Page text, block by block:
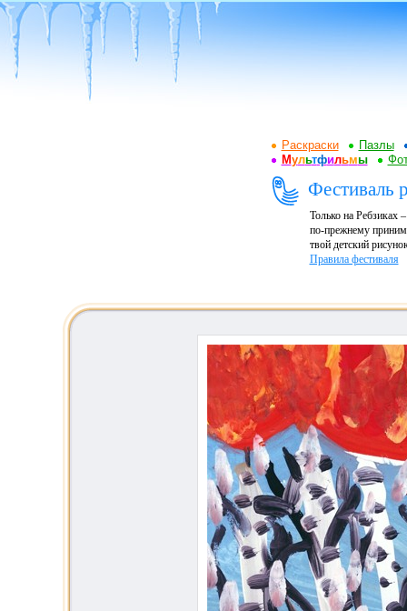
Раскраски
Пазлы
Мультфильмы
Фестиваль
Только на Ребзиках
по-прежнему
твой детский
Правила фестиваля